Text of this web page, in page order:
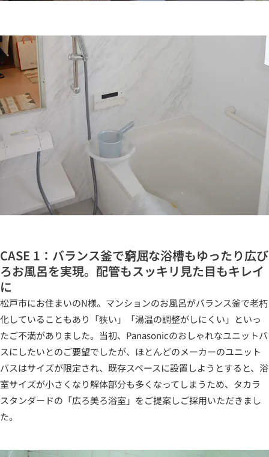
CASE 1：バランス釜で窮屈な浴槽もゆったり広び
ろお風呂を実現。配管もスッキリ見た目もキレイ
に
松戸市にお住まいのN様。マンションのお風呂がバランス釜で老朽
化していることもあり「狭い」「湯温の調整がしにくい」といっ
たご不満がありました。当初、Panasonicのおしゃれなユニットバ
スにしたいとのご要望でしたが、ほとんどのメーカーのユニット
バスはサイズが限定され、既存スペースに設置しようとすると、浴
室サイズが小さくなり解体部分も多くなってしまうため、タカラ
スタンダードの「広ろ美ろ浴室」をご提案しご採用いただきまし
た。